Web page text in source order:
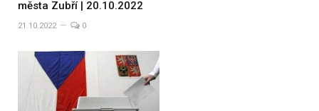
města Zubří | 20.10.2022
21.10.2022 0